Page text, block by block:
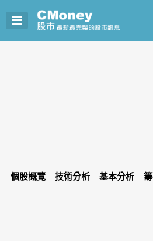
個股概覽 技術分析 基本分析